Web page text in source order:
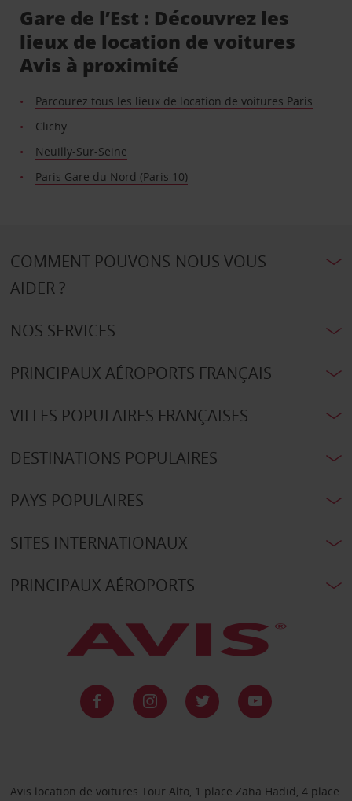
Gare de l’Est : Découvrez les
lieux de location de voitures
Avis à proximité
Parcourez tous les lieux de location de voitures Paris
Clichy
Neuilly-Sur-Seine
Paris Gare du Nord (Paris 10)
COMMENT POUVONS-NOUS VOUS
AIDER ?
NOS SERVICES
PRINCIPAUX AÉROPORTS FRANÇAIS
VILLES POPULAIRES FRANÇAISES
DESTINATIONS POPULAIRES
PAYS POPULAIRES
SITES INTERNATIONAUX
PRINCIPAUX AÉROPORTS
Avis location de voitures Tour Alto, 1 place Zaha Hadid, 4 place